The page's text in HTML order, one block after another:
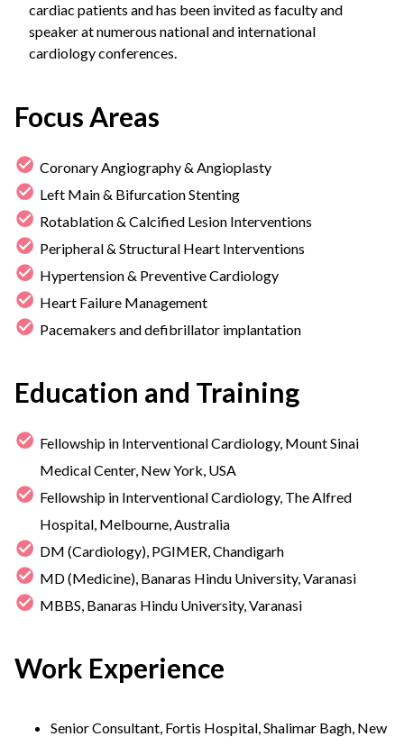
cardiac patients and has been invited as faculty and
speaker at numerous national and international
cardiology conferences.
Focus Areas
Coronary Angiography & Angioplasty
Left Main & Bifurcation Stenting
Rotablation & Calcified Lesion Interventions
Peripheral & Structural Heart Interventions
Hypertension & Preventive Cardiology
Heart Failure Management
Pacemakers and defibrillator implantation
Education and Training
Fellowship in Interventional Cardiology, Mount Sinai
Medical Center, New York, USA
Fellowship in Interventional Cardiology, The Alfred
Hospital, Melbourne, Australia
DM (Cardiology), PGIMER, Chandigarh
MD (Medicine), Banaras Hindu University, Varanasi
MBBS, Banaras Hindu University, Varanasi
Work Experience
Senior Consultant, Fortis Hospital, Shalimar Bagh, New